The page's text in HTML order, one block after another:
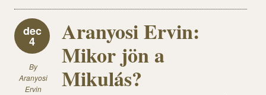
dec
4
By
Aranyosi
Ervin
Aranyosi Ervin:
Mikor jön a
Mikulás?